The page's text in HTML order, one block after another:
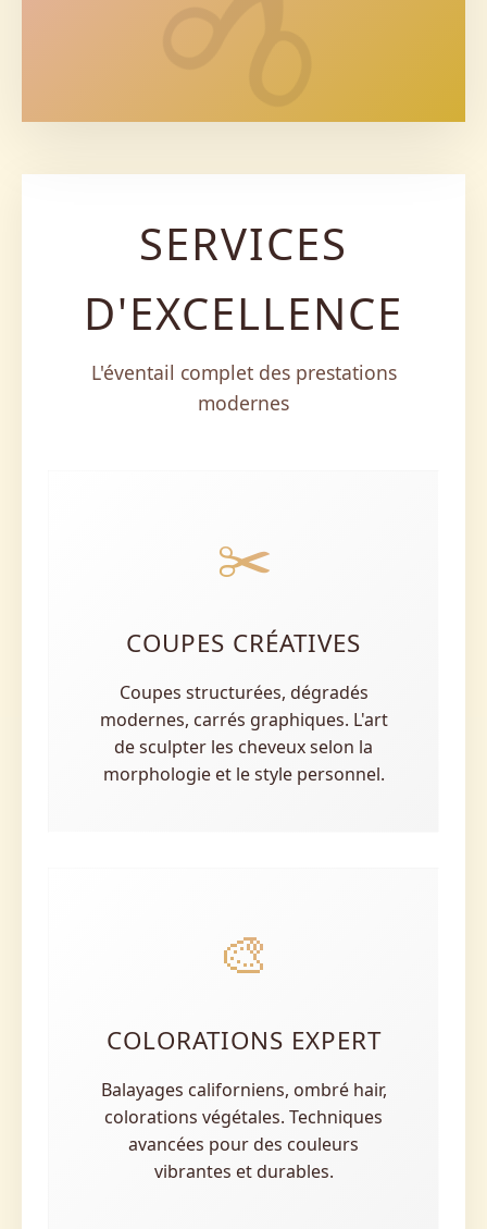
SERVICES
D'EXCELLENCE
L'éventail complet des prestations
modernes
✂️
COUPES CRÉATIVES
Coupes structurées, dégradés
modernes, carrés graphiques. L'art
de sculpter les cheveux selon la
morphologie et le style personnel.
🎨
COLORATIONS EXPERT
Balayages californiens, ombré hair,
colorations végétales. Techniques
avancées pour des couleurs
vibrantes et durables.